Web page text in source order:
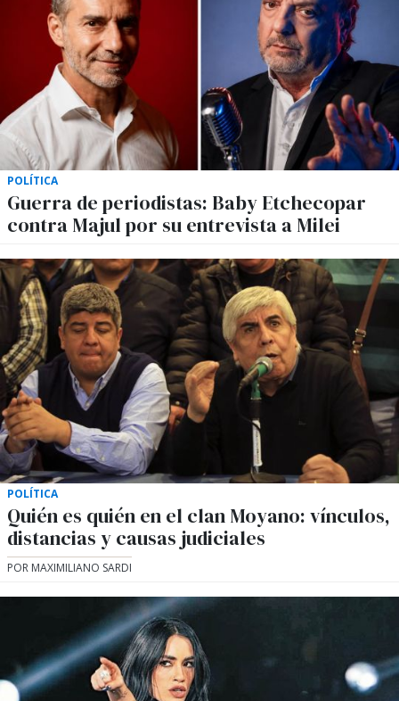
POLÍTICA
Guerra de periodistas: Baby Etchecopar
contra Majul por su entrevista a Milei
POLÍTICA
Quién es quién en el clan Moyano: vínculos,
distancias y causas judiciales
POR MAXIMILIANO SARDI